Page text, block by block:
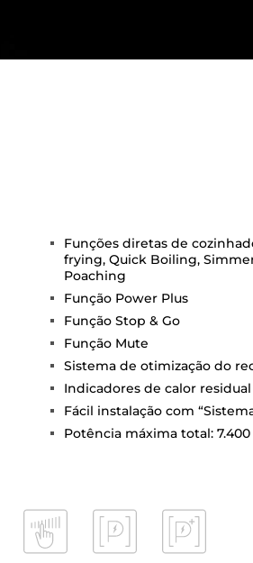
Funções diretas de
frying, Quick Boiling,
Poaching
Função Power Plus
Função Stop & Go
Função Mute
Sistema de otimização do
Indicadores de calor residual
Fácil instalação com
Potência máxima total: